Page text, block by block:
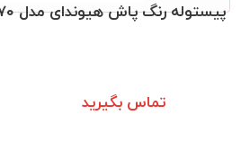
پیستوله رنگ پاش هیوندای مدل ۳۵۸‎-E۷۰
تماس بگیرید